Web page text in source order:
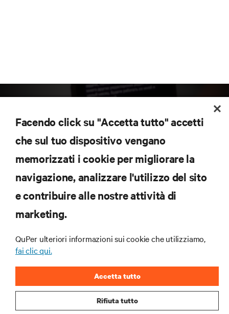
Iscriviti per scoprire le ultime tendenze
tecnologiche
Ricevi aggiornamenti regolari sugli argomenti più
importanti del settore, con le discussioni più recenti
e gli approfondimenti degli esperti sulla gestione di
Facendo click su "Accetta tutto" accetti
che sul tuo dispositivo vengano
memorizzati i cookie per migliorare la
navigazione, analizzare l'utilizzo del sito
e contribuire alle nostre attività di
marketing.
QuPer ulteriori informazioni sui cookie che utilizziamo,
fai clic qui.
Rifiuta tutto
Accetta tutto